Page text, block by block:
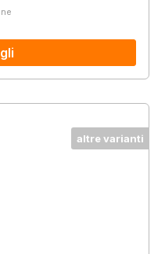
altre varianti